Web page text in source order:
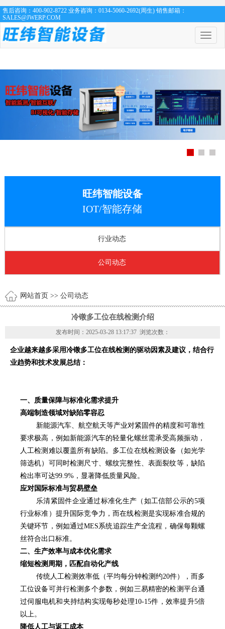
售后咨询：400-902-8722 业务咨询：0134-5060-2692(周生) 销售邮箱：
SALES@JWERP.COM
菜
单
关
旺纬智能设备
IOT/智能存储
行业动态
公司动态
网站首页 >> 公司动态
冷镦多工位在线检测介绍
发布时间：2025-03-28 13:17:37 浏览次数：
企业越来越多采用冷镦多工位在线检测的驱动因素及建议，结合行
业趋势和技术发展总结：
一、质量保障与标准化需求提升
高端制造领域对缺陷零容忍
新能源汽车、航空航天等产业对紧固件的精度和可靠性
要求极高，例如新能源汽车的轻量化螺丝需承受高频振动，
人工检测难以覆盖所有缺陷。多工位在线检测设备（如光学
筛选机）可同时检测尺寸、螺纹完整性、表面裂纹等，缺陷
检出率可达99.9%，显著降低质量风险。
应对国际标准与贸易壁垒
乐清紧固件企业通过标准化生产（如工信部公示的5项
行业标准）提升国际竞争力，而在线检测是实现标准合规的
关键环节，例如通过MES系统追踪生产全流程，确保每颗螺
丝符合出口标准。
二、生产效率与成本优化需求
缩短检测周期，匹配自动化产线
传统人工检测效率低（平均每分钟检测约20件），而多
工位设备可并行检测多个参数，例如三易精密的检测平台通
过伺服电机和夹持结构实现每秒处理10-15件，效率提升5倍
以上。
降低人工与返工成本